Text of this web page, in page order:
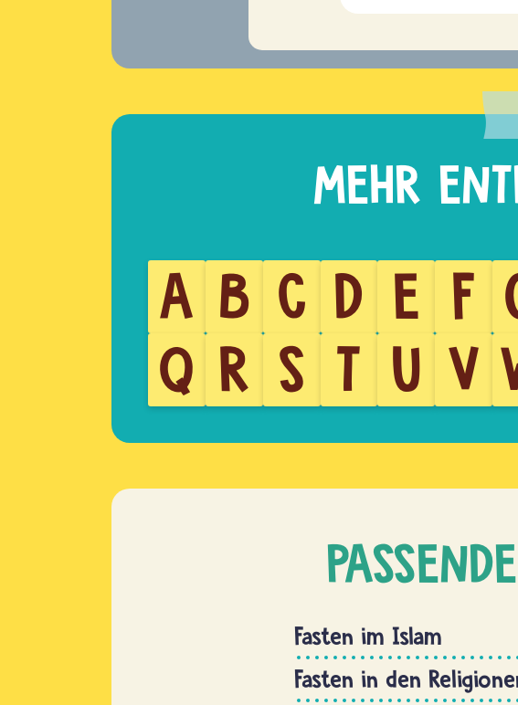
A B C D E F
Q R S T U V
Fasten im Islam
Fasten in den